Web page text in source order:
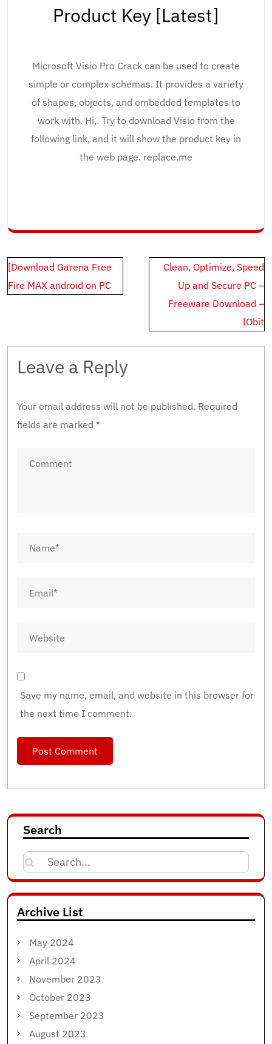
Product Key [Latest]
Microsoft Visio Pro Crack can be used to create
simple or complex schemas. It provides a variety
of shapes, objects, and embedded templates to
work with. Hi,. Try to download Visio from the
following link, and it will show the product key in
the web page. replace.me
Post
navigation
[Download Garena Free
Fire MAX android on PC
Clean, Optimize, Speed
Up and Secure PC –
Freeware Download –
IObit
Leave a Reply
Your email address will not be published. Required
fields are marked *
Save my name, email, and website in this browser for
the next time I comment.
Search
Search
for:
Archive List
May 2024
April 2024
November 2023
October 2023
September 2023
August 2023